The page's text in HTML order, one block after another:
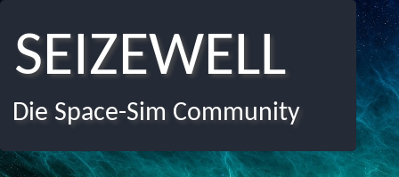
SEIZEWELL
Die Space-Sim Community